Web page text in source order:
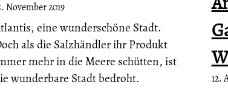
November 2019
eine wunderschöne Stadt.
als die Salzhändler ihr Produkt
mehr in die Meere schütten, ist
wunderbare Stadt bedroht.
12.